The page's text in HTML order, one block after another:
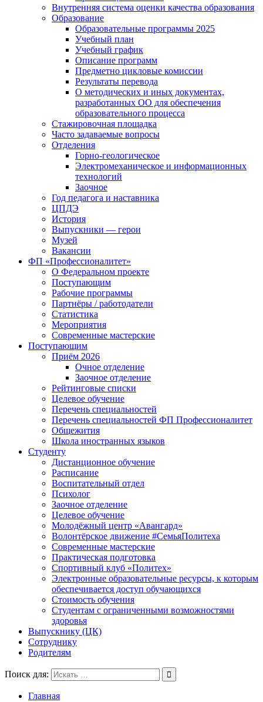
Внутренняя система оценки качества образования
Образование
Образовательные программы 2025
Учебный план
Учебный график
Описание программ
Предметно цикловые комиссии
Результаты перевода
О методических и иных документах,
разработанных ОО для обеспечения
образовательного процесса
Стажировочная площадка
Часто задаваемые вопросы
Отделения
Горно-геологическое
Электромеханическое и информационных
технологий
Заочное
Год педагога и наставника
ЦПДЭ
История
Выпускники — герои
Музей
Вакансии
ФП «Профессионалитет»
О Федеральном проекте
Поступающим
Рабочие программы
Партнёры / работодатели
Статистика
Мероприятия
Современные мастерские
Поступающим
Приём 2026
Очное отделение
Заочное отделение
Рейтинговые списки
Целевое обучение
Перечень специальностей
Перечень специальностей ФП Профессионалитет
Общежития
Школа иностранных языков
Студенту
Дистанционное обучение
Расписание
Воспитательный отдел
Психолог
Заочное отделение
Целевое обучение
Молодёжный центр «Авангард»
Волонтёрское движение #СемьяПолитеха
Современные мастерские
Практическая подготовка
Спортивный клуб «Политех»
Электронные образовательные ресурсы, к которым
обеспечивается доступ обучающихся
Стоимость обучения
Студентам с ограниченными возможностями
здоровья
Выпускнику (ЦК)
Сотруднику
Родителям
Поиск для:
Главная